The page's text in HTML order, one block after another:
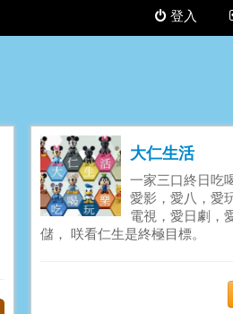
登入
大仁生活
一家三口終日吃
愛影，愛八，愛
電視，愛日劇，
儲， 咲看仁生是終極目標。